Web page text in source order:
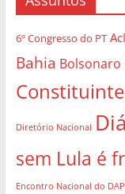
6º Congresso do PT
Bahia Bolsonaro
Constituinte
Diretório Nacional
sem Lula é
Encontro Nacional do DAP